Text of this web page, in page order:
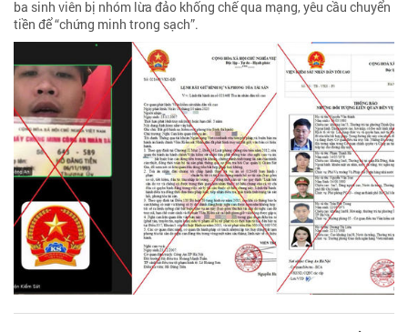
ba sinh viên bị nhóm lừa đảo khống chế qua mạng, yêu cầu chuyển
tiền để “chứng minh trong sạch”.